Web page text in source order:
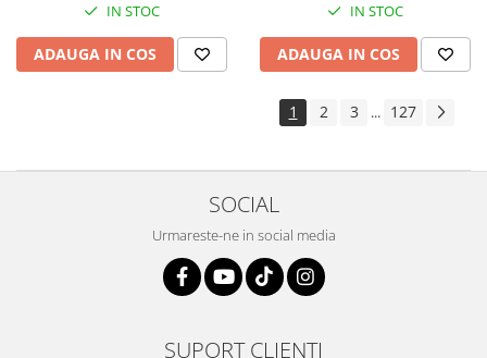
IN STOC
ADAUGA IN COS
IN STOC
ADAUGA IN COS
1 2 3 ... 127
SOCIAL
Urmareste-ne in social media
SUPORT CLIENTI